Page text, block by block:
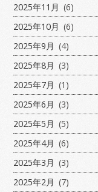
2025年11月 (6)
2025年10月 (6)
2025年9月 (4)
2025年8月 (3)
2025年7月 (1)
2025年6月 (3)
2025年5月 (5)
2025年4月 (6)
2025年3月 (3)
2025年2月 (7)